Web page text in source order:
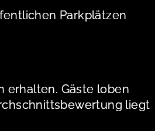
Parkplätzen
erhalten. Gäste loben
liegt